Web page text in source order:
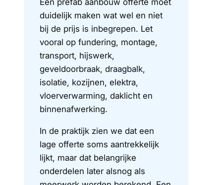
Een prefab aanbouw offerte moet
duidelijk maken wat wel en niet
bij de prijs is inbegrepen. Let
vooral op fundering, montage,
transport, hijswerk,
geveldoorbraak, draagbalk,
isolatie, kozijnen, elektra,
vloerverwarming, daklicht en
binnenafwerking.
In de praktijk zien we dat een
lage offerte soms aantrekkelijk
lijkt, maar dat belangrijke
onderdelen later alsnog als